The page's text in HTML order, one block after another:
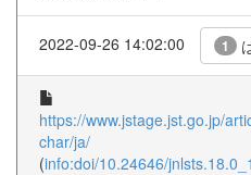
2022-09-26 14:02:00 1
https://www.jstage.jst.go.jp/
char/ja/
(info:doi/10.24646/